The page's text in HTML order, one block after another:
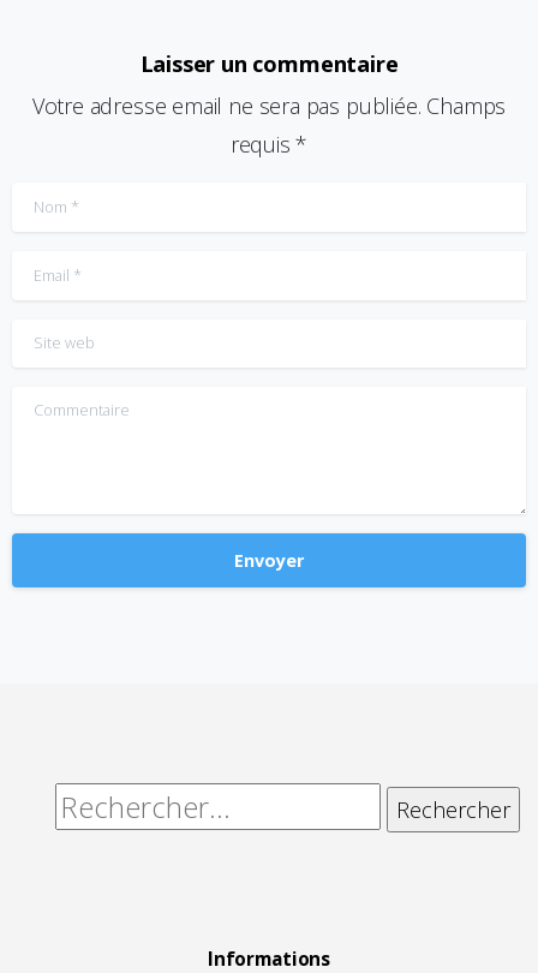
Laisser un commentaire
Votre adresse email ne sera pas publiée. Champs
requis *
Nom*
Email*
Site web
Commentaire
Rechercher :
Informations